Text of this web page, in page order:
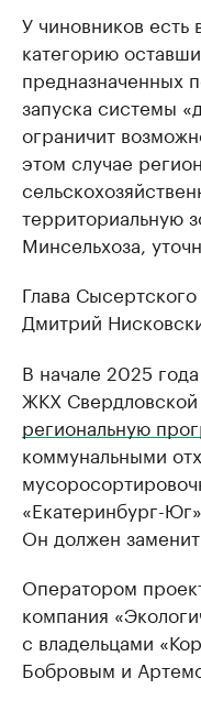
У чиновников
категорию
предназначенных
запуска системы
ограничит
этом случае
территориальную
Минсельхоза,
Глава
Дмитрий
В начале 2025
ЖКХ Свердловской
региональную
коммунальными
«Екатеринбург-
Он должен
Оператором
компания
с владельцами
Бобровым и